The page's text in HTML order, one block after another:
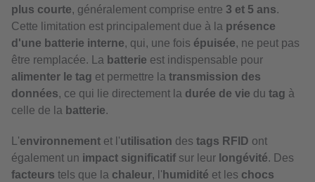
plus courte, généralement comprise entre 3 et 5 ans.
Cette limitation est principalement due à la présence
d'une batterie interne, qui, une fois épuisée, ne peut pas
être remplacée. La batterie est indispensable pour
alimenter le tag et permettre la transmission des
données, ce qui lie directement la durée de vie du tag à
celle de la batterie.
L'environnement et l'utilisation des tags RFID ont
également un impact significatif sur leur longévité. Des
facteurs tels que la chaleur, l' humidité et les chocs